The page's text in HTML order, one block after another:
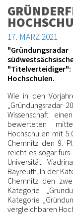
17. MÄRZ 2021
"Titelverteidiger":
Hochschulen.
Wie in den
„Gründungsradar
Wissenschaft
bewerteten
Hochschulen mit
Chemnitz den 9.
reicht es sogar
Universität
Bayreuth. In der
Chemnitz den
Kategorie
Kategorie
vergleichbaren